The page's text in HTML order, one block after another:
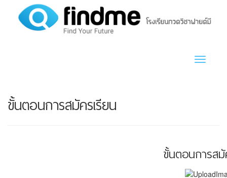
Toggle
ขั้นตอนการสมัครเรียน
ขั้นตอนการสมั